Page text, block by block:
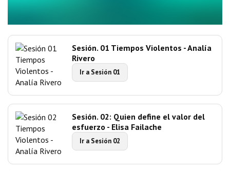
Sesión. 01 Tiempos Violentos - Analía
Rivero
Ir a Sesión 01
Sesión. 02: Quien define el valor del
esfuerzo - Elisa Failache
Ir a Sesión 02